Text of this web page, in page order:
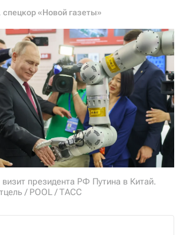
спецкор «Новой газеты»
президента РФ Путина в Китай.
/ POOL / ТАСС
соучастником»,
и подтверждаю свое гражданство РФ
СОУЧАСТНИКОМ
С ДРУЗЬЯМИ
пишите donate@novayagazeta.ru
или